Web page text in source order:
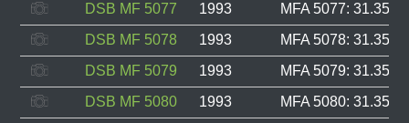
DSB MF 5077
1993
MFA 5077:
DSB MF 5078
1993
MFA 5078:
DSB MF 5079
1993
MFA 5079:
DSB MF 5080
1993
MFA 5080: